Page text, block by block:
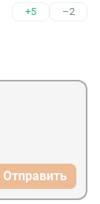
+5 –2
Отправить